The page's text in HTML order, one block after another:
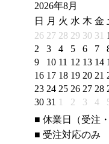
2026年8月
日
月 火 水 木 金
26 27 28 29 30 31 1
2
3 4 5 6 7
9
10 11 12 13 14
16 17 18 19 20 21
23 24 25 26 27 28
30 31 1 2 3 4
■ 休業日（受注
■ 受注対応のみ